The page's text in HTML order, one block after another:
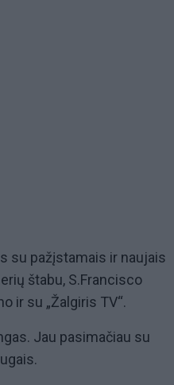
su pažįstamais ir naujais
štabu, S.Francisco
ir su „Žalgiris TV“.
Jau pasimačiau su